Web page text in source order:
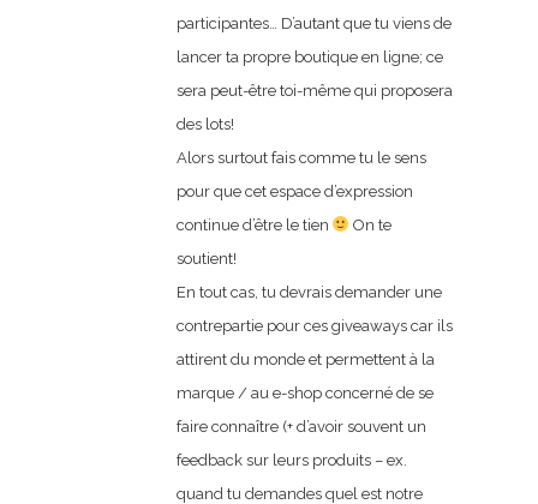
participantes… D’autant que tu viens de
lancer ta propre boutique en ligne; ce
sera peut-être toi-même qui proposera
des lots!
Alors surtout fais comme tu le sens
pour que cet espace d’expression
continue d’être le tien
On te
soutient!
En tout cas, tu devrais demander une
contrepartie pour ces giveaways car ils
attirent du monde et permettent à la
marque / au e-shop concerné de se
faire connaître (+ d’avoir souvent un
feedback sur leurs produits – ex.
quand tu demandes quel est notre